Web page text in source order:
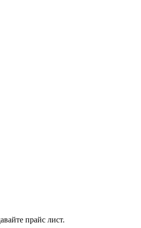
прайс лист.